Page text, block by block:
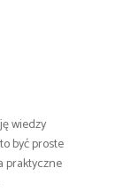
wiedzy
być proste
praktyczne